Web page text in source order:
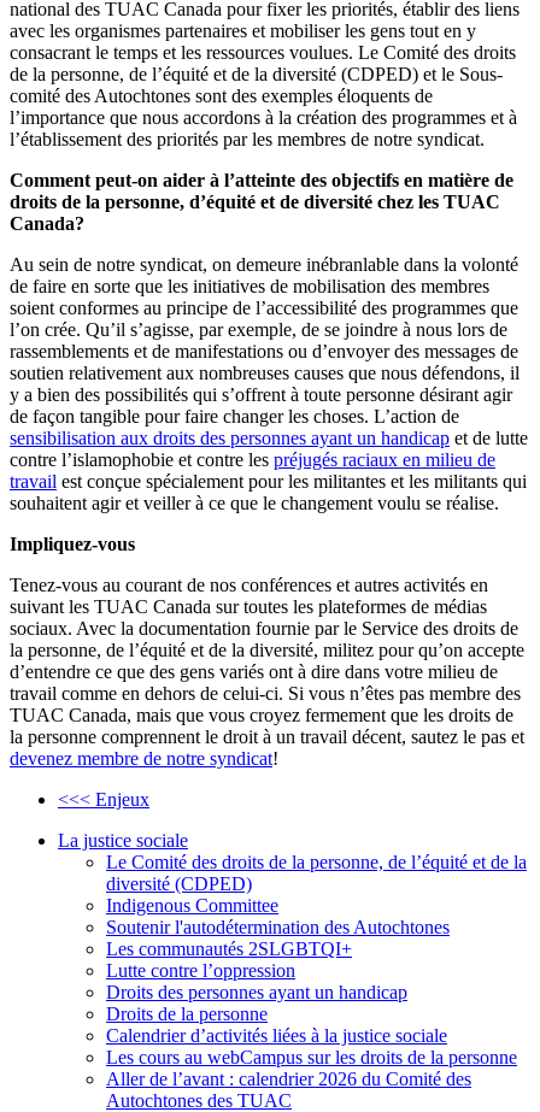
national des TUAC Canada pour fixer les priorités, établir des liens
avec les organismes partenaires et mobiliser les gens tout en y
consacrant le temps et les ressources voulues. Le Comité des droits
de la personne, de l’équité et de la diversité (CDPED) et le Sous-
comité des Autochtones sont des exemples éloquents de
l’importance que nous accordons à la création des programmes et à
l’établissement des priorités par les membres de notre syndicat.
Comment peut-on aider à l’atteinte des objectifs en matière de
droits de la personne, d’équité et de diversité chez les TUAC
Canada?
Au sein de notre syndicat, on demeure inébranlable dans la volonté
de faire en sorte que les initiatives de mobilisation des membres
soient conformes au principe de l’accessibilité des programmes que
l’on crée. Qu’il s’agisse, par exemple, de se joindre à nous lors de
rassemblements et de manifestations ou d’envoyer des messages de
soutien relativement aux nombreuses causes que nous défendons, il
y a bien des possibilités qui s’offrent à toute personne désirant agir
de façon tangible pour faire changer les choses. L’action de
sensibilisation aux droits des personnes ayant un handicap et de lutte
contre l’islamophobie et contre les préjugés raciaux en milieu de
travail est conçue spécialement pour les militantes et les militants qui
souhaitent agir et veiller à ce que le changement voulu se réalise.
Impliquez-vous
Tenez-vous au courant de nos conférences et autres activités en
suivant les TUAC Canada sur toutes les plateformes de médias
sociaux. Avec la documentation fournie par le Service des droits de
la personne, de l’équité et de la diversité, militez pour qu’on accepte
d’entendre ce que des gens variés ont à dire dans votre milieu de
travail comme en dehors de celui-ci. Si vous n’êtes pas membre des
TUAC Canada, mais que vous croyez fermement que les droits de
la personne comprennent le droit à un travail décent, sautez le pas et
devenez membre de notre syndicat!
<<< Enjeux
La justice sociale
Le Comité des droits de la personne, de l’équité et de la
diversité (CDPED)
Indigenous Committee
Soutenir l'autodétermination des Autochtones
Les communautés 2SLGBTQI+
Lutte contre l’oppression
Droits des personnes ayant un handicap
Droits de la personne
Calendrier d’activités liées à la justice sociale
Les cours au webCampus sur les droits de la personne
Aller de l’avant : calendrier 2026 du Comité des
Autochtones des TUAC